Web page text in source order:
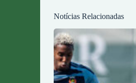
Notícias Relacionadas